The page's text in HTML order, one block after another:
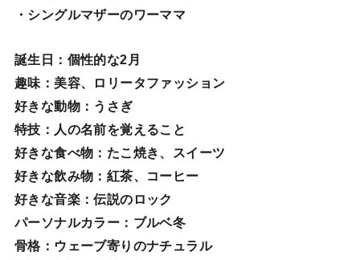
・シングルマザーのワーママ
誕生日 ：個性的な2月
趣味 ：美容、ロリータファッション
好きな動物：うさぎ
特技 ：人の名前を覚えること
好きな食べ物 ：たこ焼き、スイーツ
好きな飲み物：紅茶、コーヒー
好きな音楽：伝説のロック
パーソナルカラー：ブルベ冬
骨格：ウェーブ寄りのナチュラル